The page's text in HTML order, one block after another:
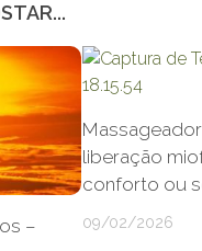
–
liberação
conforto ou
09/02/2026